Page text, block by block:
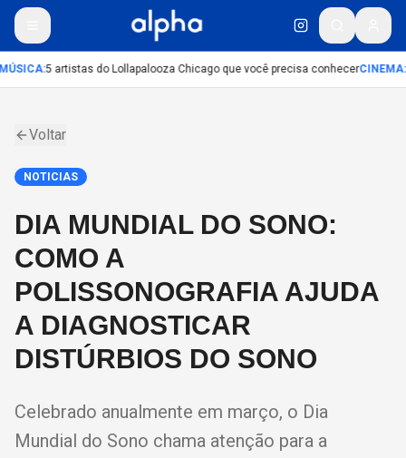
:5 artistas do Lollapalooza Chicago que você precisa conhecerCINEMA:
Voltar
NOTICIAS
DIA MUNDIAL DO SONO:
COMO A
POLISSONOGRAFIA AJUDA
A DIAGNOSTICAR
DISTÚRBIOS DO SONO
Celebrado anualmente em março, o Dia
Mundial do Sono chama atenção para a